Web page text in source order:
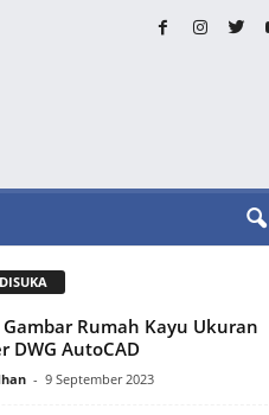
Rumah Kayu Ukuran
DWG AutoCAD
- 9 September 2023